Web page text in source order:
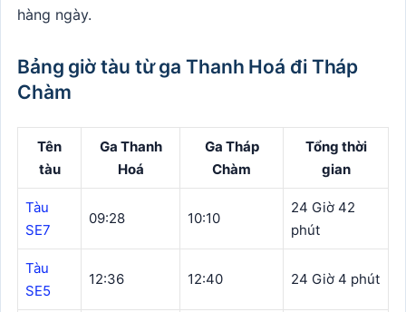
hàng ngày.
Bảng giờ tàu từ ga Thanh Hoá đi Tháp
Chàm
Tên
tàu
Ga Thanh
Hoá
Ga Tháp
Chàm
Tổng thời
gian
Tàu
SE7
09:28 10:10
24 Giờ 42
phút
Tàu
SE5
12:36 12:40 24 Giờ 4 phút